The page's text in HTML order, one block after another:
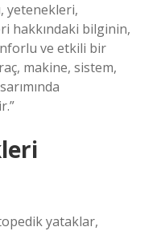
yetenekleri,
hakkındaki bilginin,
ve etkili bir
makine, sistem,
yataklar,